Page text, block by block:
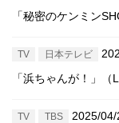
「秘密のケンミン
TV 日本テレビ
「浜ちゃんが！」（
TV TBS
2025/